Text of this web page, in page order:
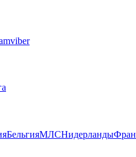
viber
БельгияМЛСНидерланды